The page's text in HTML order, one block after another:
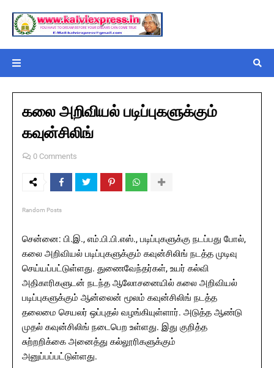
கலை அறிவியல் படிப்புகளுக்கும்
கவுன்சிலிங்
0 Comments
Random Posts
சென்னை: பி.இ., எம்.பி.பி.எஸ்., படிப்புகளுக்கு நடப்பது போல்,
கலை அறிவியல் படிப்புகளுக்கும் கவுன்சிலிங் நடத்த முடிவு
செய்யப்பட்டுள்ளது. துணைவேந்தர்கள், உயர் கல்வி
அதிகாரிகளுடன் நடந்த ஆலோசனையில் கலை அறிவியல்
படிப்புகளுக்கும் ஆன்லைன் மூலம் கவுன்சிலிங் நடத்த
தலைமை செயலர் ஒப்புதல் வழங்கியுள்ளார். அடுத்த ஆண்டு
முதல் கவுன்சிலிங் நடைபெற உள்ளது. இது குறித்த
சுற்றறிக்கை அனைத்து கல்லூரிகளுக்கும்
அனுப்பப்பட்டுள்ளது.